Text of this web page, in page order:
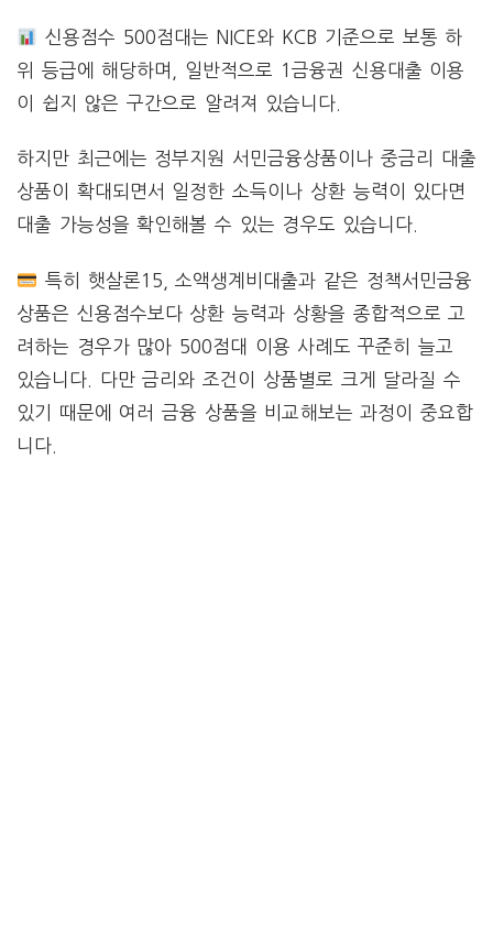
신용점수 500점대는 NICE와 KCB 기준으로 보통 하
위 등급에 해당하며, 일반적으로 1금융권 신용대출 이용
이 쉽지 않은 구간으로 알려져 있습니다.
하지만 최근에는 정부지원 서민금융상품이나 중금리 대출
상품이 확대되면서 일정한 소득이나 상환 능력이 있다면
대출 가능성을 확인해볼 수 있는 경우도 있습니다.
특히 햇살론15, 소액생계비대출과 같은 정책서민금융
상품은 신용점수보다 상환 능력과 상황을 종합적으로 고
려하는 경우가 많아 500점대 이용 사례도 꾸준히 늘고
있습니다. 다만 금리와 조건이 상품별로 크게 달라질 수
있기 때문에 여러 금융 상품을 비교해보는 과정이 중요합
니다.